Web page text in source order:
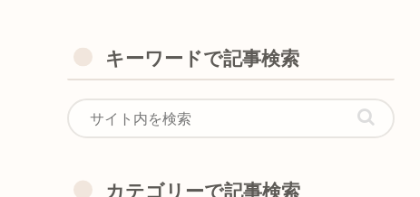
キーワードで記事検索
カテゴリーで記事検索